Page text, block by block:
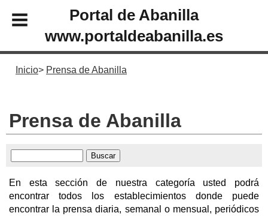
Portal de Abanilla
www.portaldeabanilla.es
Inicio Prensa de Abanilla
Prensa de Abanilla
En esta sección de nuestra categoría usted podrá
encontrar todos los establecimientos donde puede
encontrar la prensa diaria, semanal o mensual, periódicos